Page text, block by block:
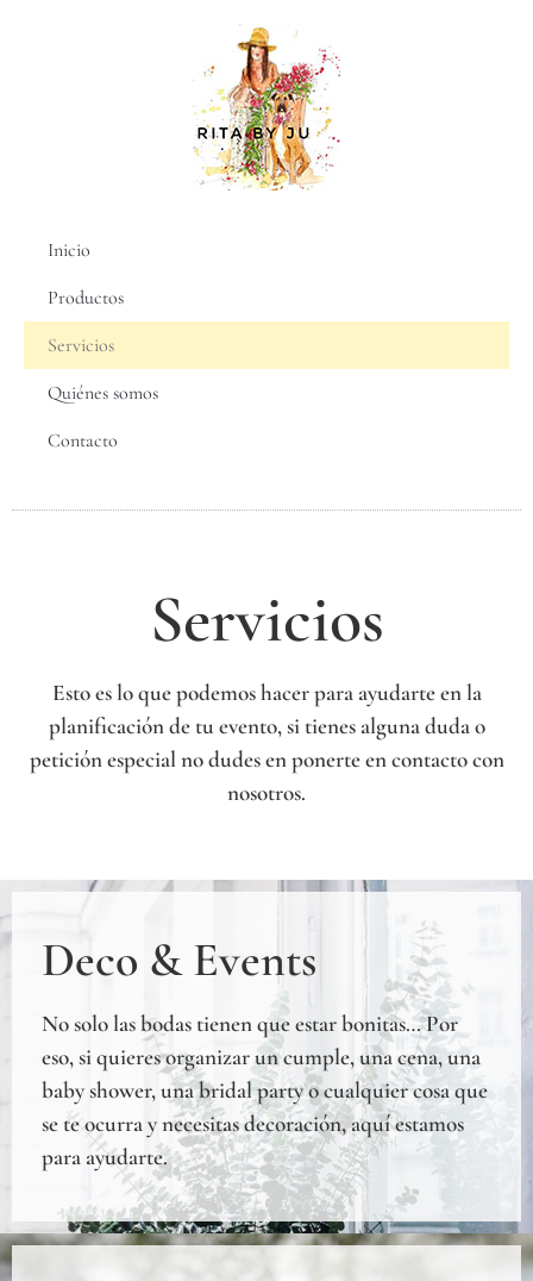
Inicio
Productos
Servicios
Quiénes somos
Contacto
Servicios
Esto es lo que podemos hacer para ayudarte en la
planificación de tu evento, si tienes alguna duda o
petición especial no dudes en ponerte en contacto con
nosotros.
Deco & Events
No solo las bodas tienen que estar bonitas… Por
eso, si quieres organizar un cumple, una cena, una
baby shower, una bridal party o cualquier cosa que
se te ocurra y necesitas decoración, aquí estamos
para ayudarte.